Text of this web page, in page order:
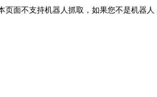
支持机器人抓取，如果您不是机器人，